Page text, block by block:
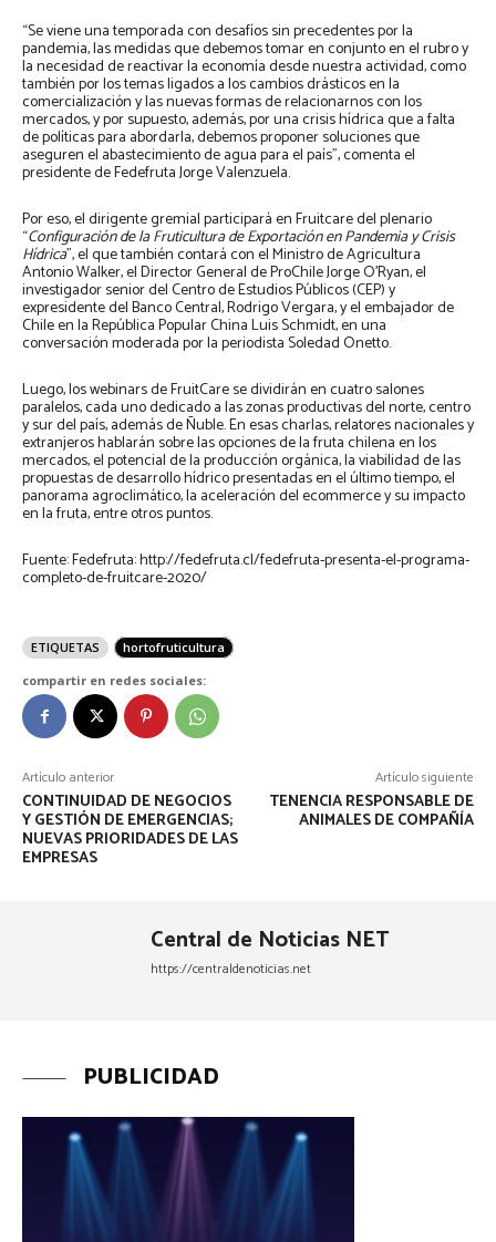
“Se viene una temporada con desafíos sin precedentes por la
pandemia, las medidas que debemos tomar en conjunto en el rubro y
la necesidad de reactivar la economía desde nuestra actividad, como
también por los temas ligados a los cambios drásticos en la
comercialización y las nuevas formas de relacionarnos con los
mercados, y por supuesto, además, por una crisis hídrica que a falta
de políticas para abordarla, debemos proponer soluciones que
aseguren el abastecimiento de agua para el país”, comenta el
presidente de Fedefruta Jorge Valenzuela.
Por eso, el dirigente gremial participará en Fruitcare del plenario
“Configuración de la Fruticultura de Exportación en Pandemia y Crisis
Hídrica”, el que también contará con el Ministro de Agricultura
Antonio Walker, el Director General de ProChile Jorge O’Ryan, el
investigador senior del Centro de Estudios Públicos (CEP) y
expresidente del Banco Central, Rodrigo Vergara, y el embajador de
Chile en la República Popular China Luis Schmidt, en una
conversación moderada por la periodista Soledad Onetto.
Luego, los webinars de FruitCare se dividirán en cuatro salones
paralelos, cada uno dedicado a las zonas productivas del norte, centro
y sur del país, además de Ñuble. En esas charlas, relatores nacionales y
extranjeros hablarán sobre las opciones de la fruta chilena en los
mercados, el potencial de la producción orgánica, la viabilidad de las
propuestas de desarrollo hídrico presentadas en el último tiempo, el
panorama agroclimático, la aceleración del ecommerce y su impacto
en la fruta, entre otros puntos.
Fuente: Fedefruta: http://fedefruta.cl/fedefruta-presenta-el-programa-
completo-de-fruitcare-2020/
ETIQUETAS
hortofruticultura
compartir en redes sociales:
Artículo anterior
CONTINUIDAD DE NEGOCIOS
Y GESTIÓN DE EMERGENCIAS;
NUEVAS PRIORIDADES DE LAS
EMPRESAS
Artículo siguiente
TENENCIA RESPONSABLE DE
ANIMALES DE COMPAÑÍA
Central de Noticias NET
https://centraldenoticias.net
PUBLICIDAD